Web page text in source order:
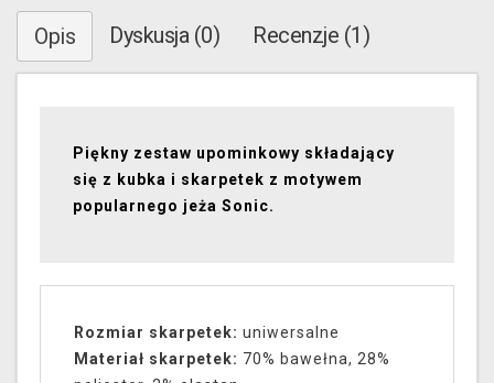
Opis Dyskusja (0) Recenzje (1)
Piękny zestaw upominkowy składający
się z kubka i skarpetek z motywem
popularnego jeża Sonic.
Rozmiar skarpetek: uniwersalne
Materiał skarpetek: 70% bawełna, 28%